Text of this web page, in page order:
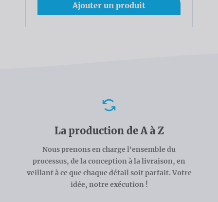
Ajouter un produit
La production de A à Z
Nous prenons en charge l'ensemble du
processus, de la conception à la livraison, en
veillant à ce que chaque détail soit parfait. Votre
idée, notre exécution !